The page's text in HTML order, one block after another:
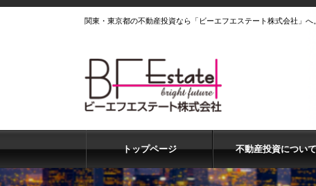
関東・東京都の不動産投資なら「ビーエフエステート株式会社」
トップページ 不動産投資について